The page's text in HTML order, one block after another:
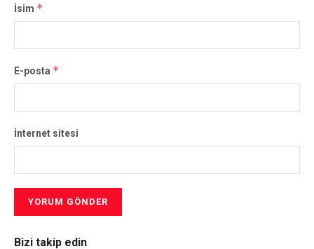
İsim *
E-posta *
İnternet sitesi
Bizi takip edin